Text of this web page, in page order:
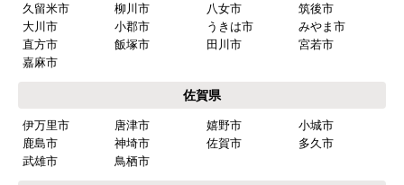
またこのショップを利用したいですか？
文時期】2026年03月頃（モバイルから）
【このショップを選んだ理由は？】
商品価格がお手頃だった
久留米市
柳川市 八女市
筑後市
大川市
小郡市 うきは市
みやま市
直方市
飯塚市 田川市
宮若市
嘉麻市
佐賀県
伊万里市 唐津市 嬉野市
小城市
鹿島市
神埼市 佐賀市
多久市
武雄市
鳥栖市